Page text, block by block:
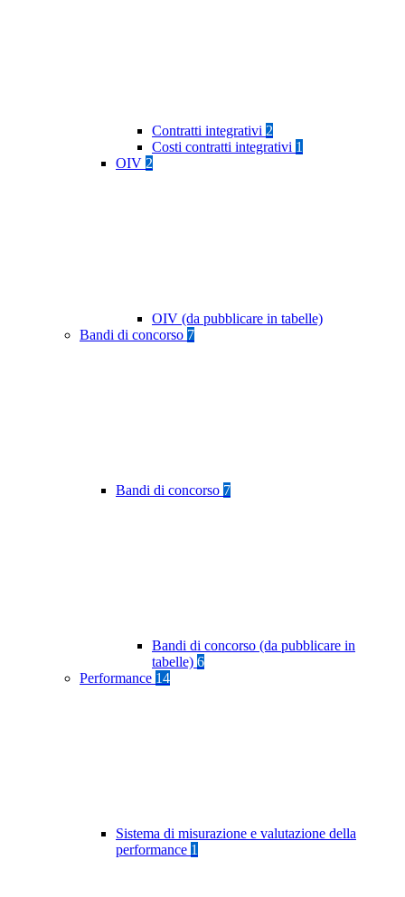
Contratti integrativi 2
Costi contratti integrativi 1
OIV 2
OIV (da pubblicare in tabelle)
Bandi di concorso 7
Bandi di concorso 7
Bandi di concorso (da pubblicare in
tabelle) 6
Performance 14
Sistema di misurazione e valutazione della
performance 1